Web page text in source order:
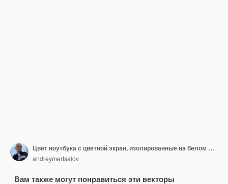
Цвет ноутбука с цветной экран, изолированные на белом фоне.
andreymertsalov
Вам также могут понравиться эти векторы